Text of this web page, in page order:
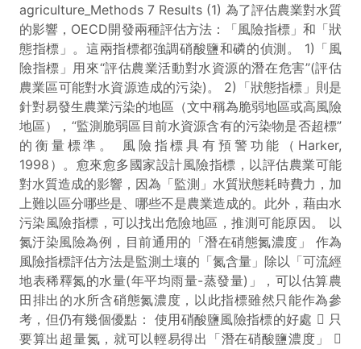
agriculture_Methods 7 Results (1) 為了評估農業對水質
的影響，OECD開發兩種評估方法：「風險指標」和「狀
態指標」。這兩指標都強調硝酸鹽和磷的偵測。 1)「風
險指標」用來“評估農業活動對水資源的潛在危害”(評估
農業區可能對水資源造成的污染)。 2)「狀態指標」則是
針對易發生農業污染的地區（文中稱為脆弱地區或高風險
地區），“監測脆弱區目前水資源含有的污染物是否超標”
的衡量標準。 風險指標具有預警功能（Harker,
1998）。愈來愈多國家設計風險指標，以評估農業可能
對水質造成的影響，因為「監測」水質狀態耗時費力，加
上難以區分哪些是、哪些不是農業造成的。此外，藉由水
污染風險指標，可以找出危險地區，推測可能原因。 以
氮汙染風險為例，目前通用的「潛在硝態氮濃度」 作為
風險指標評估方法是監測土壤的「氮含量」除以「可流經
地表稀釋氮的水量(年平均雨量-蒸發量)」，可以估算農
田排出的水所含硝態氮濃度，以此指標雖然只能作為參
考，但仍有幾個優點： 使用硝酸鹽風險指標的好處  只
要算出超量氮，就可以輕易得出「潛在硝酸鹽濃度」 